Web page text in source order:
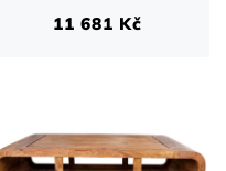
11 681 Kč